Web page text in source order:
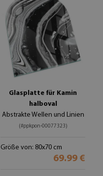
Glasplatte für Kamin
halboval
Abstrakte Wellen und Linien
(#ppkpon-00077323)
Größe von: 80x70 cm
69.99 €